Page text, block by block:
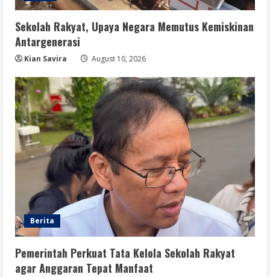
Sekolah Rakyat, Upaya Negara Memutus Kemiskinan
Antargenerasi
Kian Savira August 10, 2026
Berita
Pemerintah Perkuat Tata Kelola Sekolah Rakyat
agar Anggaran Tepat Manfaat